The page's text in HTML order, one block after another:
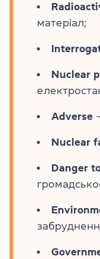
матеріал;
Nuclear
Adverse
Nuclear
Danger